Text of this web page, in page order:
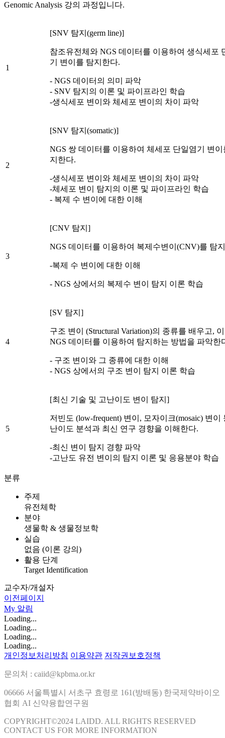
Genomic Analysis 강의 과정입니다.
1
[SNV 탐지(germ line)]
참조유전체와 NGS 데이터를 이용하여 생식세포
기 변이를 탐지한다.
- NGS 데이터의 의미 파악
- SNV 탐지의 이론 및 파이프라인 학습
-생식세포 변이와 체세포 변이의 차이 파악
2
[SNV 탐지(somatic)]
NGS 쌍 데이터를 이용하여 체세포 단일염기 변이
지한다.
-생식세포 변이와 체세포 변이의 차이 파악
-체세포 변이 탐지의 이론 및 파이프라인 학습
- 복제 수 변이에 대한 이해
3
[CNV 탐지]
NGS 데이터를 이용하여 복제수변이(CNV)를 탐
-복제 수 변이에 대한 이해
- NGS 상에서의 복제수 변이 탐지 이론 학습
4
[SV 탐지]
구조 변이 (Structural Variation)의 종류를 배우고,
NGS 데이터를 이용하여 탐지하는 방법을 파악한
- 구조 변이와 그 종류에 대한 이해
- NGS 상에서의 구조 변이 탐지 이론 학습
5
[최신 기술 및 고난이도 변이 탐지]
저빈도 (low-frequent) 변이, 모자이크(mosaic) 변이
난이도 분석과 최신 연구 경향을 이해한다.
-최신 변이 탐지 경향 파악
-고난도 유전 변이의 탐지 이론 및 응용분야 학습
분류
주제
유전체학
분야
생물학 & 생물정보학
실습
없음 (이론 강의)
활용 단계
Target Identification
교수자/개설자
이전페이지
My 알림
Loading...
Loading...
Loading...
Loading...
개인정보처리방침 이용약관 저작권보호정책
문의처 : caiid@kpbma.or.kr
06666 서울특별시 서초구 효령로 161(방배동) 한국제약바이오
협회 AI 신약융합연구원
COPYRIGHT©2024 LAIDD. ALL RIGHTS RESERVED
CONTACT US FOR MORE INFORMATION